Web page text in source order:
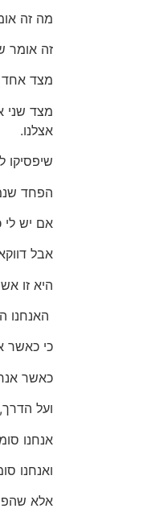
מה זה
זה אומר
מצד אחד
מצד שני
אצלנו.
שיפסיקו
הפחד
אם יש לי
אבל
היא זו
האנחנו
כי כאשר
כאשר
ועל
אנחנו
ואנחנו
אלא